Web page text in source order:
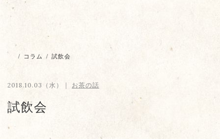
/ コラム / 試飲会
2018.10.03（水）｜ お茶の話
試飲会